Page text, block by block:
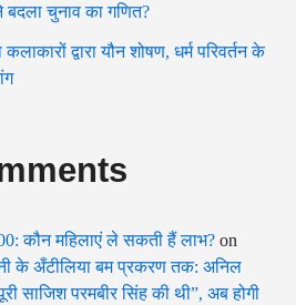
बदला चुनाव का गणित?
द्वारा यौन शोषण, धर्म परिवर्तन के
कौन महिलाएं ले सकती हैं लाभ? on
के अँटीलिया बम प्रकरण तक: अनिल
साजिश परमबीर सिंह की थी”, अब होगी